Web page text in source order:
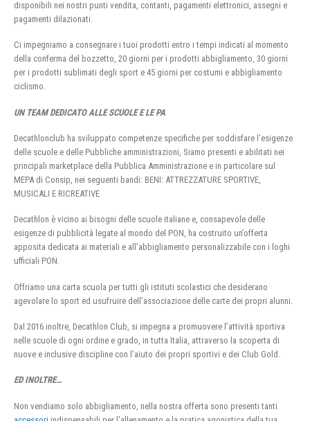
disponibili nei nostri punti vendita, contanti, pagamenti elettronici, assegni e
pagamenti dilazionati.
Ci impegniamo a consegnare i tuoi prodotti entro i tempi indicati al momento
della conferma del bozzetto, 20 giorni per i prodotti abbigliamento, 30 giorni
per i prodotti sublimati degli sport e 45 giorni per costumi e abbigliamento
ciclismo.
UN TEAM DEDICATO ALLE SCUOLE E LE PA
Decathlonclub ha sviluppato competenze specifiche per soddisfare l’esigenze
delle scuole e delle Pubbliche amministrazioni, Siamo presenti e abilitati nei
principali marketplace della Pubblica Amministrazione e in particolare sul
MEPA di Consip, nei seguenti bandi: BENI: ATTREZZATURE SPORTIVE,
MUSICALI E RICREATIVE
Decathlon è vicino ai bisogni delle scuole italiane e, consapevole delle
esigenze di pubblicità legate al mondo del PON, ha costruito un’offerta
apposita dedicata ai materiali e all’abbigliamento personalizzabile con i loghi
ufficiali PON.
Offriamo una carta scuola per tutti gli istituti scolastici che desiderano
agevolare lo sport ed usufruire dell’associazione delle carte dei propri alunni.
Dal 2016 inoltre, Decathlon Club, si impegna a promuovere l’attività sportiva
nelle scuole di ogni ordine e grado, in tutta Italia, attraverso la scoperta di
nuove e inclusive discipline con l’aiuto dei propri sportivi e dei Club Gold.
ED INOLTRE…
Non vendiamo solo abbigliamento, nella nostra offerta sono presenti tanti